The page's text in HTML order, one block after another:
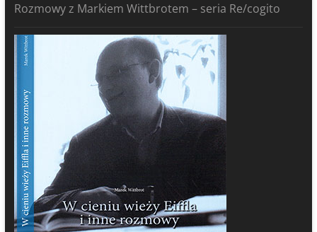
Rozmowy z Markiem Wittbrotem – seria Re/cogito